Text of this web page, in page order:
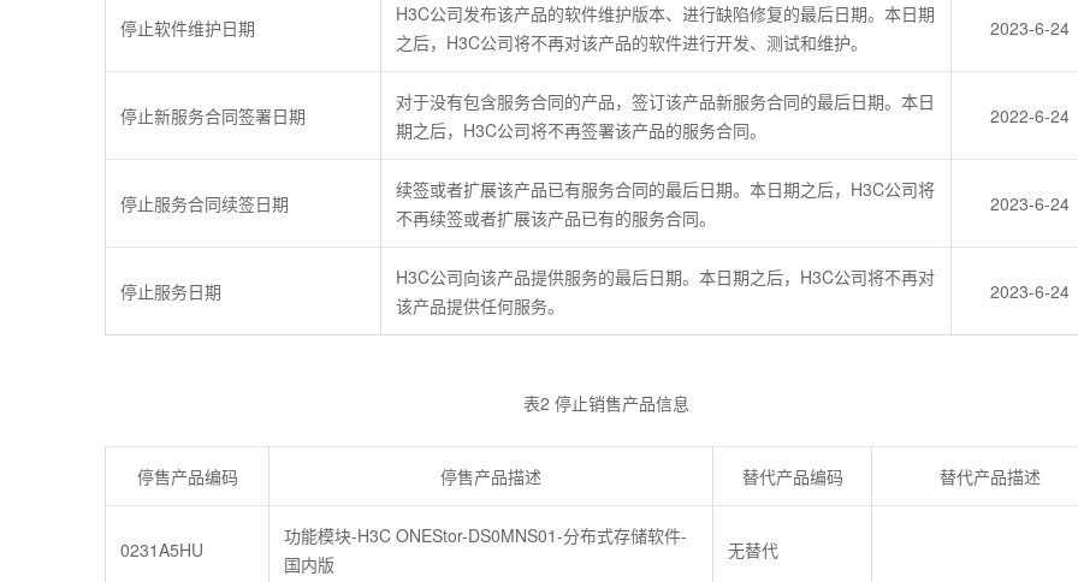
停止软件维护日期
H3C公司发布该产品的软件维护版本、进行缺陷修复的最后日期。本日期
之后，H3C公司将不再对该产品的软件进行开发、测试和维护。
2023-6-24
停止新服务合同签署日期
对于没有包含服务合同的产品，签订该产品新服务合同的最后日期。本日
期之后，H3C公司将不再签署该产品的服务合同。
2022-6-24
停止服务合同续签日期
续签或者扩展该产品已有服务合同的最后日期。本日期之后，H3C公司将
不再续签或者扩展该产品已有的服务合同。
2023-6-24
停止服务日期
H3C公司向该产品提供服务的最后日期。本日期之后，H3C公司将不再对
该产品提供任何服务。
2023-6-24
表2 停止销售产品信息
停售产品编码 停售产品描述 替代产品编码 替代产品描述
0231A5HU
功能模块-H3C ONEStor-DS0MNS01-分布式存储软件-
国内版
无替代